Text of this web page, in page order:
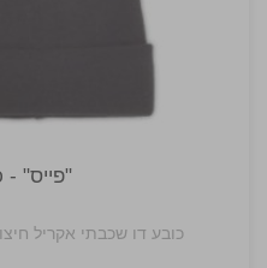
"פייס" -
כובע דו שכבתי אקריל